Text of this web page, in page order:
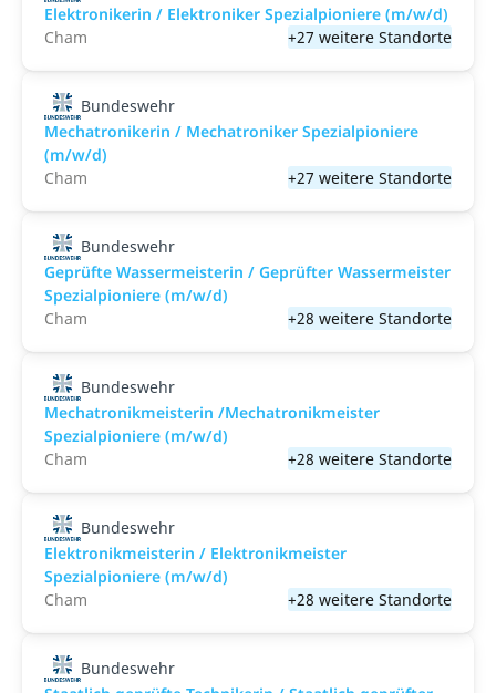
Elektronikerin / Elektroniker Spezialpioniere (m/w/d)
Cham
+27 weitere Standorte
Bundeswehr
Mechatronikerin / Mechatroniker Spezialpioniere
(m/w/d)
Cham
+27 weitere Standorte
Bundeswehr
Geprüfte Wassermeisterin / Geprüfter Wassermeister
Spezialpioniere (m/w/d)
Cham
+28 weitere Standorte
Bundeswehr
Mechatronikmeisterin /Mechatronikmeister
Spezialpioniere (m/w/d)
Cham
+28 weitere Standorte
Bundeswehr
Elektronikmeisterin / Elektronikmeister
Spezialpioniere (m/w/d)
Cham
+28 weitere Standorte
Bundeswehr